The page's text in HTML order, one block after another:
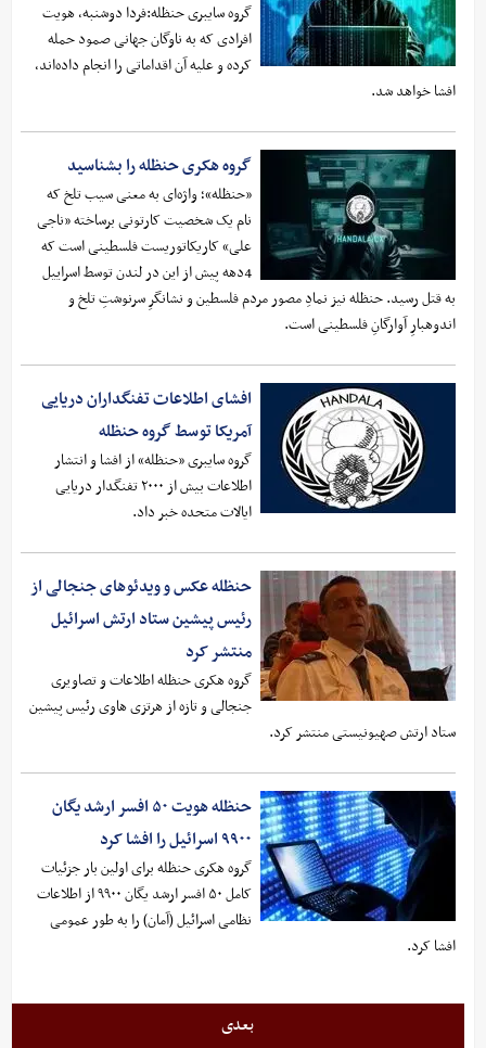
گروه سایبری حنظله:فردا دوشنبه، هویت
افرادی که به ناوگان جهانی صمود حمله
کرده و علیه آن اقداماتی را انجام داده‌اند،
افشا خواهد شد.
گروه هکری حنظله را بشناسید
«حنظله»؛ واژه‌ای به معنی سیب تلخ که
نام یک شخصیت کارتونی برساخته «ناجی
علی» کاریکاتوریست فلسطینی است که
4‌دهه پیش از این در لندن توسط اسراییل
به قتل رسید. حنظله نیز نمادِ مصور مردم فلسطین و نشانگرِ سرنوشتِ تلخ و
اندوهبارِ آوارگانِ فلسطینی است.
افشای اطلاعات تفنگداران دریایی
آمریکا توسط گروه حنظله
گروه سایبری «حنظله» از افشا و انتشار
اطلاعات بیش از ۲۰۰۰ تفنگدار دریایی
ایالات متحده خبر داد.
حنظله عکس و ویدئوهای جنجالی از
رئیس پیشین ستاد ارتش اسرائیل
منتشر کرد
گروه هکری حنظله اطلاعات و تصاویری
جنجالی و تازه از هرتزی هاوی رئیس پیشین
ستاد ارتش صهیونیستی منتشر کرد.
حنظله هویت ۵۰ افسر ارشد یگان
۹۹۰۰ اسرائیل را افشا کرد
گروه هکری حنظله برای اولین بار جزئیات
کامل ۵۰ افسر ارشد یگان ۹۹۰۰ از اطلاعات
نظامی اسرائیل (آمان) را به طور عمومی
افشا کرد.
بعدی